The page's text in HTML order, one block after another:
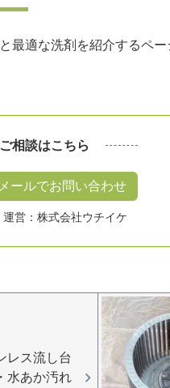
最適な洗剤を紹介するペ
相談はこちら
メールでお問い合わせ
運営：株式会社ウチイケ
レス流し台
水あか汚れ